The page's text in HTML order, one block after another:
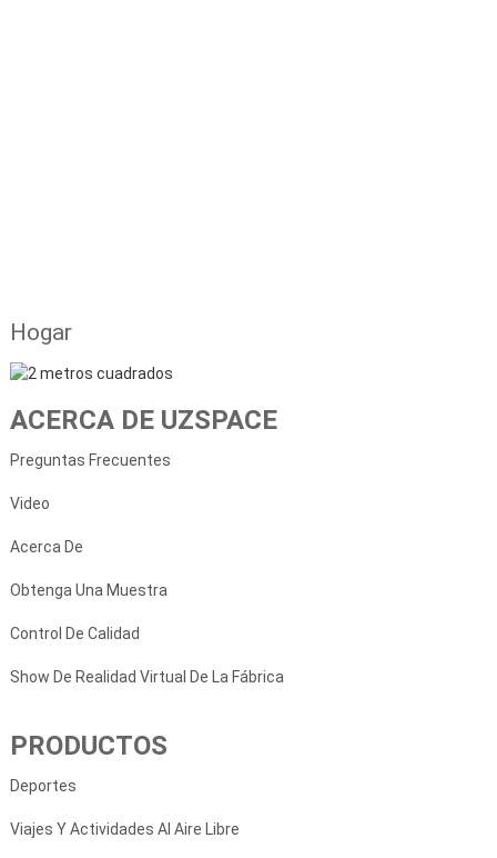
Hogar
ACERCA DE UZSPACE
Preguntas Frecuentes
Video
Acerca De
Obtenga Una Muestra
Control De Calidad
Show De Realidad Virtual De La Fábrica
PRODUCTOS
Deportes
Viajes Y Actividades Al Aire Libre